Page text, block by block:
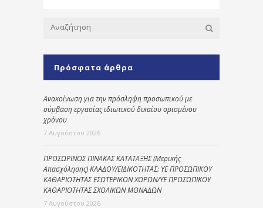
Πρόσφατα άρθρα
Ανακοίνωση για την πρόσληψη προσωπικού με
σύμβαση εργασίας ιδιωτικού δικαίου ορισμένου
χρόνου
7 Αυγούστου 2026
ΠΡΟΣΩΡΙΝΟΣ ΠΙΝΑΚΑΣ ΚΑΤΑΤΑΞΗΣ (Μερικής
Απασχόλησης) ΚΛΑΔΟΥ/ΕΙΔΙΚΟΤΗΤΑΣ: ΥΕ ΠΡΟΣΩΠΙΚΟΥ
ΚΑΘΑΡΙΟΤΗΤΑΣ ΕΣΩΤΕΡΙΚΩΝ ΧΩΡΩΝ/ΥΕ ΠΡΟΣΩΠΙΚΟΥ
ΚΑΘΑΡΙΟΤΗΤΑΣ ΣΧΟΛΙΚΩΝ ΜΟΝΑΔΩΝ
7 Αυγούστου 2026